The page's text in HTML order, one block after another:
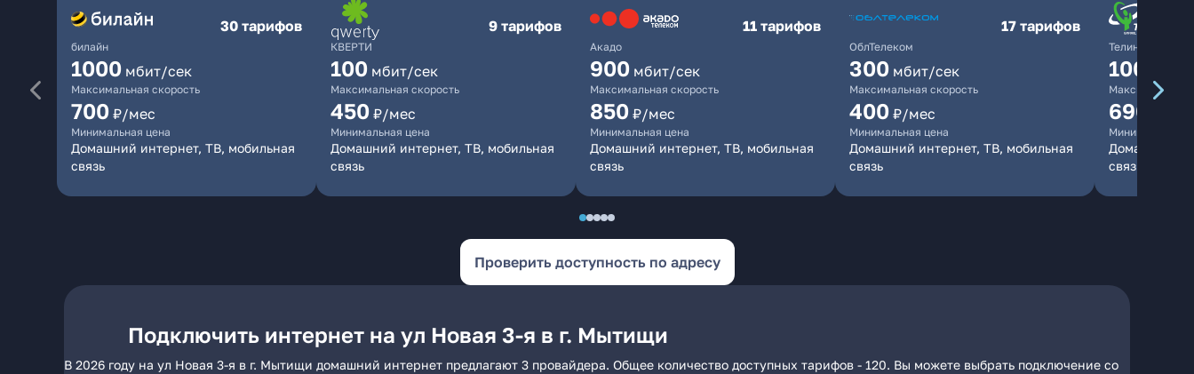
билайн
30 тарифов
1000 мбит/сек
Максимальная скорость
700 ₽/мес
Минимальная цена
Домашний интернет, ТВ, мобильная
связь
КВЕРТИ
9 тарифов
100 мбит/сек
Максимальная скорость
450 ₽/мес
Минимальная цена
Домашний интернет, ТВ, мобильная
связь
Акадо
11 тарифов
900 мбит/сек
Максимальная скорость
850 ₽/мес
Минимальная цена
Домашний интернет, ТВ, мобильная
связь
ОблТелеком
17 тарифов
300 мбит/сек
Максимальная скорость
400 ₽/мес
Минимальная цена
Домашний интернет, ТВ, мобильная
связь
ТелинКом
1000
Максимальная
690
Минимальная
Домашний
связь
Проверить доступность по адресу
Подключить интернет на ул Новая 3-я в г. Мытищи
В 2026 году на ул Новая 3-я в г. Мытищи домашний интернет предлагают 3 провайдера. Общее количество доступных тарифов - 120. Вы можете выбрать подключение со